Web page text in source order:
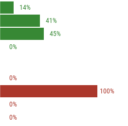
14%
41%
45%
0%
0%
100%
0%
0%